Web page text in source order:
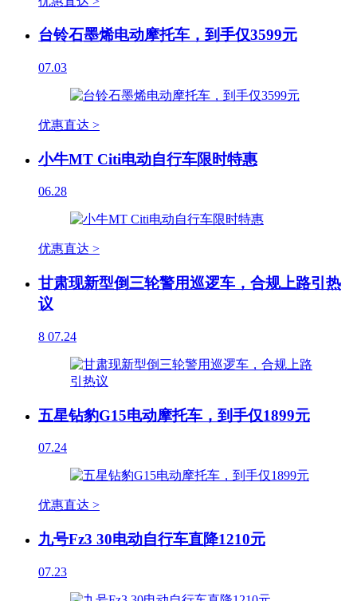
台铃石墨烯电动摩托车，到手仅3599元
07.03
优惠直达 >
小牛MT Citi电动自行车限时特惠
06.28
优惠直达 >
甘肃现新型倒三轮警用巡逻车，合规上路引热
议
8 07.24
五星钻豹G15电动摩托车，到手仅1899元
07.24
优惠直达 >
九号Fz3 30电动自行车直降1210元
07.23